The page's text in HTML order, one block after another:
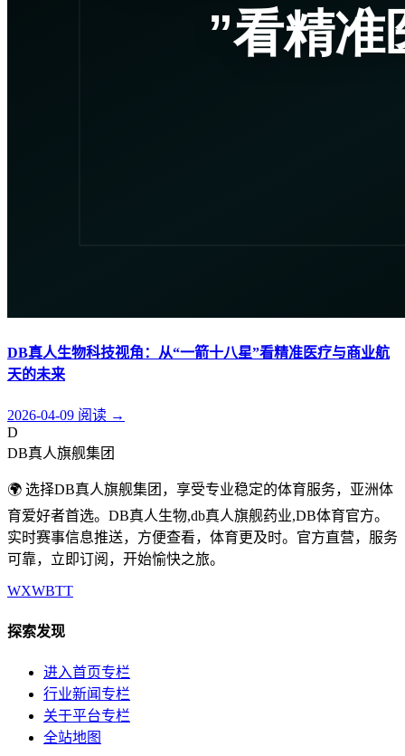
DB真人生物科技视角：从“一箭十八星”看精准医疗与商业航
天的未来
2026-04-09 阅读 →
D
DB真人旗舰集团
🌍 选择DB真人旗舰集团，享受专业稳定的体育服务，亚洲体
育爱好者首选。DB真人生物,db真人旗舰药业,DB体育官方。
实时赛事信息推送，方便查看，体育更及时。官方直营，服务
可靠，立即订阅，开始愉快之旅。
WXWBTT
探索发现
进入首页专栏
行业新闻专栏
关于平台专栏
全站地图